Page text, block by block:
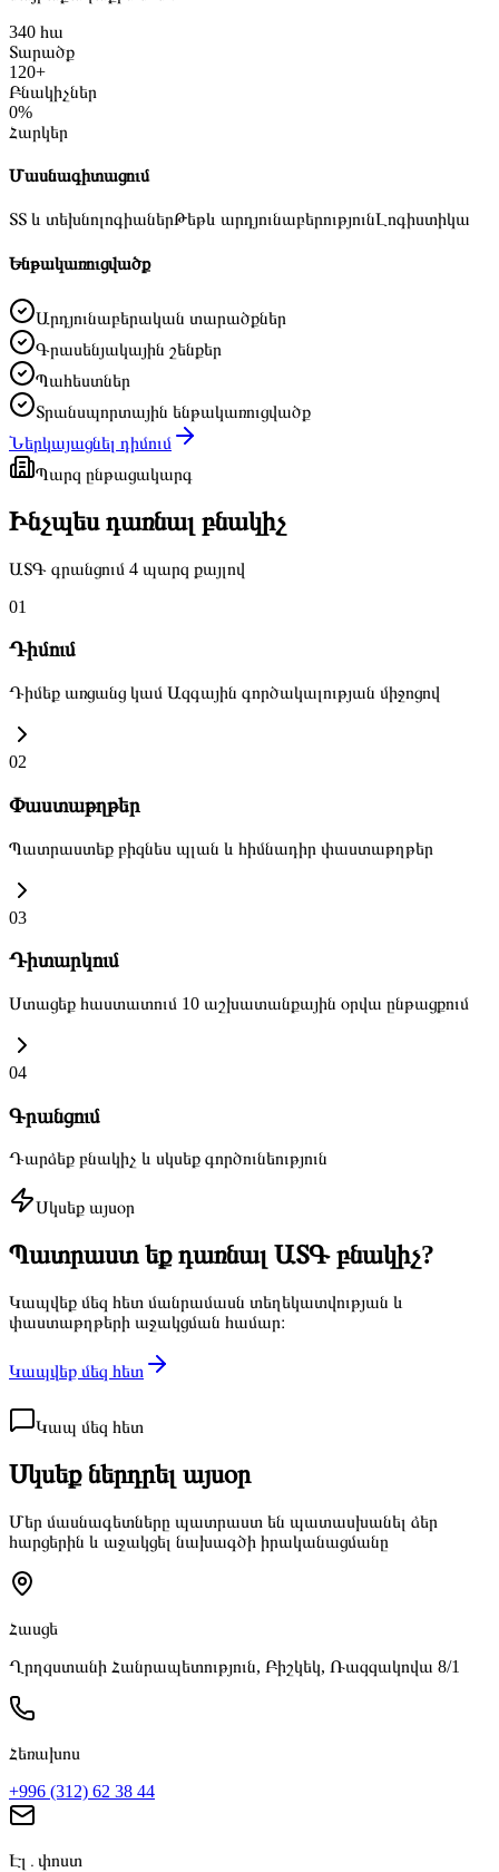
340 հա
Տարածք
120+
Բնակիչներ
0%
Հարկեր
Մասնագիտացում
ՏՏ և տեխնոլոգիաներԹեթև արդյունաբերությունԼոգիստիկա
Ենթակառուցվածք
Արդյունաբերական տարածքներ
Գրասենյակային շենքեր
Պահեստներ
Տրանսպորտային ենթակառուցվածք
Ներկայացնել դիմում
Պարզ ընթացակարգ
Ինչպես դառնալ բնակիչ
ԱՏԳ գրանցում 4 պարզ քայլով
01
Դիմում
Դիմեք առցանց կամ Ազգային գործակալության միջոցով
02
Փաստաթղթեր
Պատրաստեք բիզնես պլան և հիմնադիր փաստաթղթեր
03
Դիտարկում
Ստացեք հաստատում 10 աշխատանքային օրվա ընթացքում
04
Գրանցում
Դարձեք բնակիչ և սկսեք գործունեություն
Սկսեք այսօր
Պատրաստ եք դառնալ ԱՏԳ բնակիչ?
Կապվեք մեզ հետ մանրամասն տեղեկատվության և
փաստաթղթերի աջակցման համար։
Կապվեք մեզ հետ
Կապ մեզ հետ
Սկսեք ներդրել այսօր
Մեր մասնագետները պատրաստ են պատասխանել ձեր
հարցերին և աջակցել նախագծի իրականացմանը
Հասցե
Ղրղզստանի Հանրապետություն, Բիշկեկ, Ռազզակովա 8/1
Հեռախոս
+996 (312) 62 38 44
Էլ․փոստ